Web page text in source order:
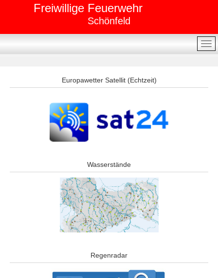
Freiwillige Feuerwehr
Schönfeld
Europawetter Satellit (Echtzeit)
Wasserstände
Regenradar